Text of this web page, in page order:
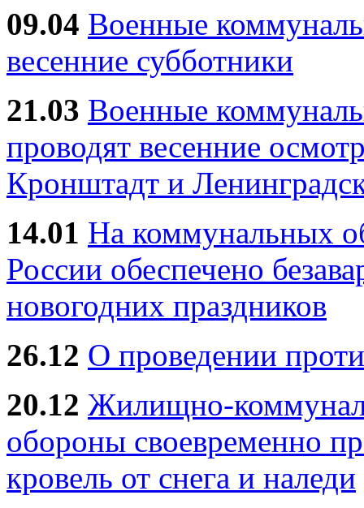
09.04 Военные
весенние субботники
21.03 Военные
проводят весенние
Кронштадт и
14.01 На коммунальных
России обеспечено
новогодних праздников
26.12 О проведении
20.12 Жилищно-
обороны своевременно
кровель от снега и наледи